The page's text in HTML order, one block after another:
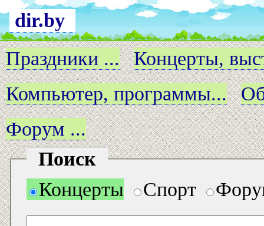
dir.by
Праздники ...
Концерты,
Компьютер, программы...
Форум ...
Поиск
Концерты
Спорт